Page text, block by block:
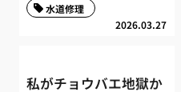
2026.03.27
水道修理
私がチョウバエ地獄か